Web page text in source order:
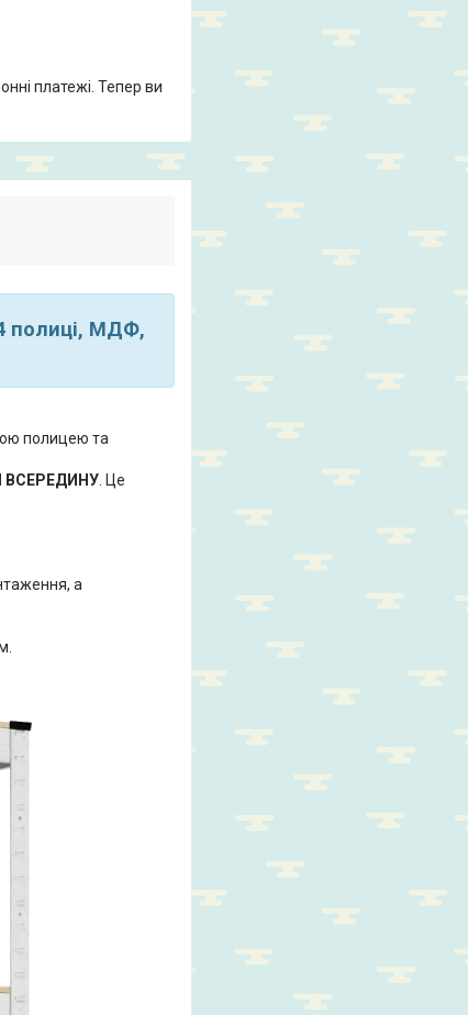
платежі. Тепер ви
полиці, МДФ,
полицею та
ВСЕРЕДИНУ . Це
а